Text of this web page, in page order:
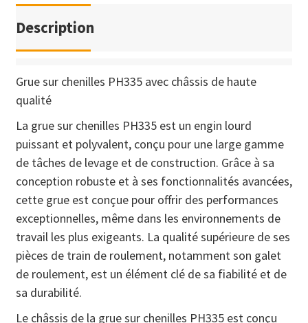
Description
Grue sur chenilles PH335 avec châssis de haute
qualité
La grue sur chenilles PH335 est un engin lourd
puissant et polyvalent, conçu pour une large gamme
de tâches de levage et de construction. Grâce à sa
conception robuste et à ses fonctionnalités avancées,
cette grue est conçue pour offrir des performances
exceptionnelles, même dans les environnements de
travail les plus exigeants. La qualité supérieure de ses
pièces de train de roulement, notamment son galet
de roulement, est un élément clé de sa fiabilité et de
sa durabilité.
Le châssis de la grue sur chenilles PH335 est conçu